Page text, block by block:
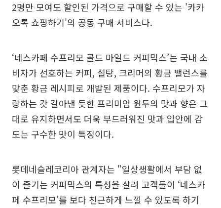
2명만 모여도 할인된 가격으로 구매할 수 있는 '카카
오톡 쇼핑하기'의 공동 구매 서비스다.
‘네스카페 수프리모 골드 마일드 커피믹스’는 국내 소
비자가 선호하는 커피, 설탕, 크리머의 황금 밸런스를
맞춘 황금 레시피로 개발된 제품이다. 수프리모가 자
랑하는 갓 갈아낸 듯한 프리미엄 원두의 맛과 향은 그
대로 유지하면서도 더욱 부드러워진 맛과 입안에 감
도는 구수한 맛이 특징이다.
롯데네슬레코리아 관계자는 "일상생활에서 부담 없
이 즐기는 커피믹스의 특성을 살려 고객들이 ‘네스카
페 수프리모’를 보다 친근하게 느낄 수 있도록 하기